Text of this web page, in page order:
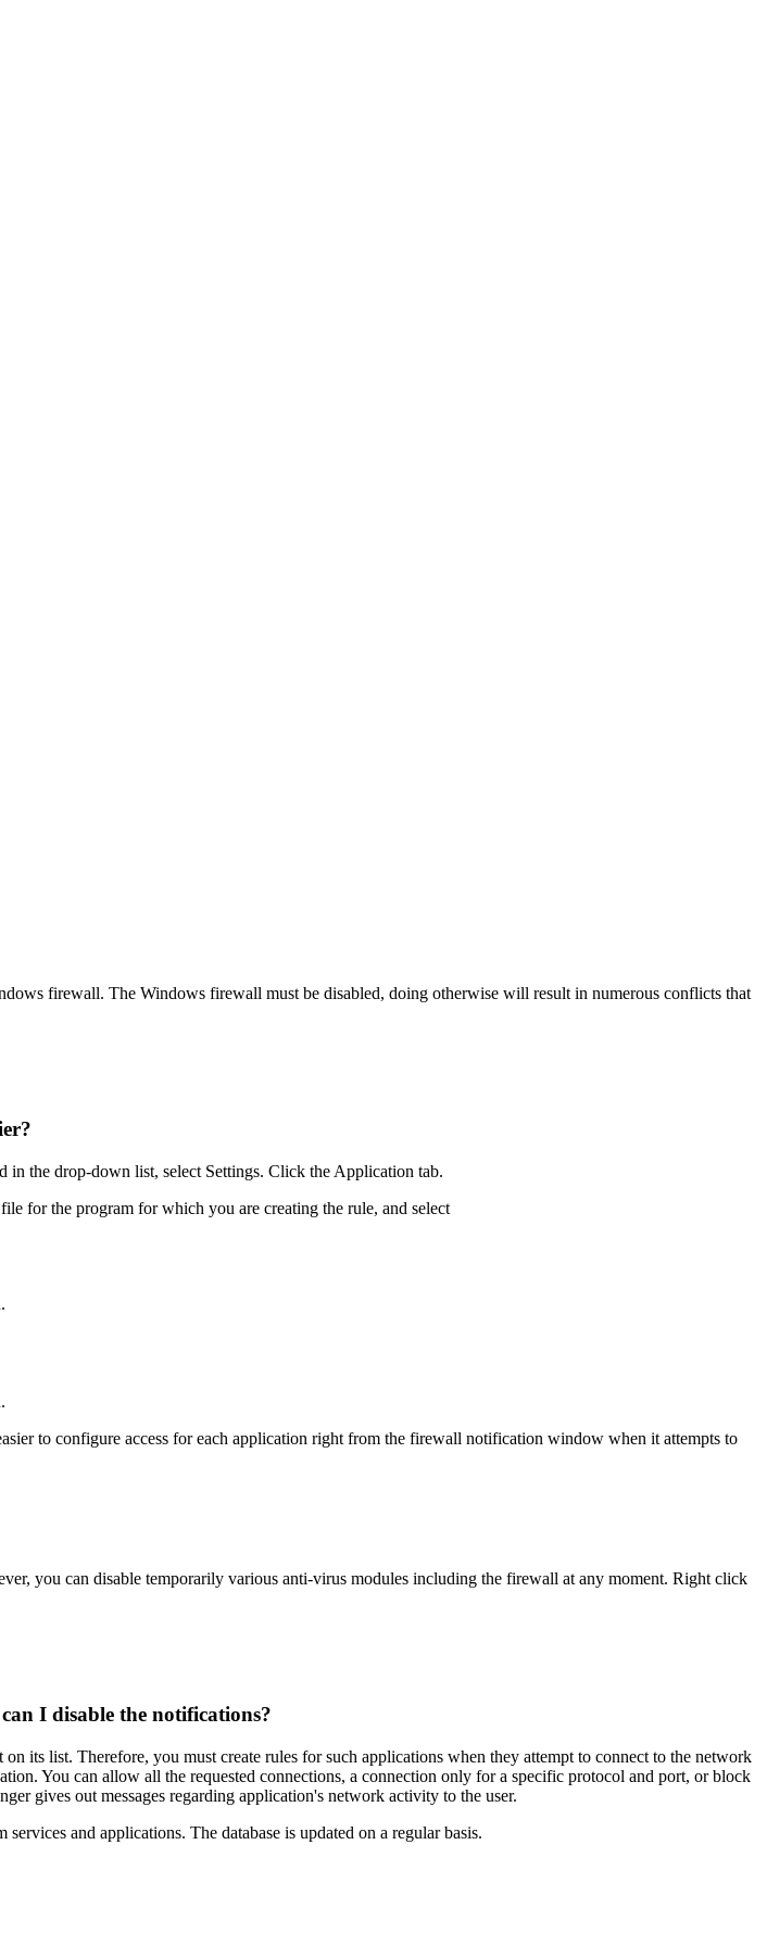
firewall. The Windows firewall must be disabled, doing otherwise will result in numerous conflicts that
in the drop-down list, select Settings. Click the Application tab.
for the program for which you are creating the rule, and select
to configure access for each application right from the firewall notification window when it attempts to
you can disable temporarily various anti-virus modules including the firewall at any moment. Right click
I disable the notifications?
its list. Therefore, you must create rules for such applications when they attempt to connect to the network
You can allow all the requested connections, a connection only for a specific protocol and port, or block
gives out messages regarding application's network activity to the user.
and applications. The database is updated on a regular basis.